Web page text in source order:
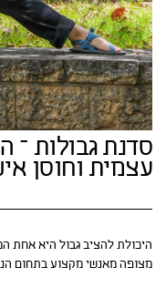
סדנת גבולות –
עצמית וחוסן
היכולת להציב גבול היא אחת
מצופה מאנשי מקצוע בתחום